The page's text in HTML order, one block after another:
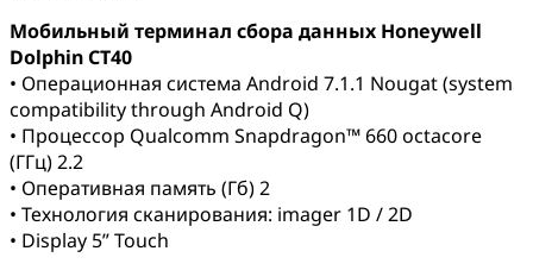
Мобильный терминал сбора данных Honeywell
Dolphin CT40
• Операционная система Android 7.1.1 Nougat (system
compatibility through Android Q)
• Процессор Qualcomm Snapdragon™ 660 octacore
(ГГц) 2.2
• Оперативная память (Гб) 2
• Технология сканирования: imager 1D / 2D
• Display 5” Touch